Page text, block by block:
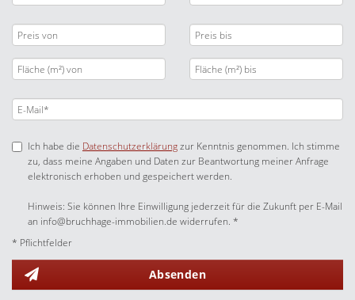
Ich habe die Datenschutzerklärungzur Kenntnis genommen. Ich stimme
zu, dass meine Angaben und Daten zur Beantwortung meiner Anfrage
elektronisch erhoben und gespeichert werden.
Hinweis: Sie können Ihre Einwilligung jederzeit für die Zukunft per E-Mail
an info@bruchhage-immobilien.de widerrufen. *
* Pflichtfelder
Absenden